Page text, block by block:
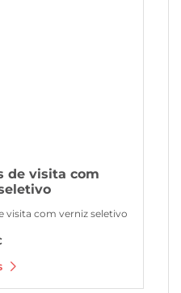
de visita com
visita com verniz seletivo